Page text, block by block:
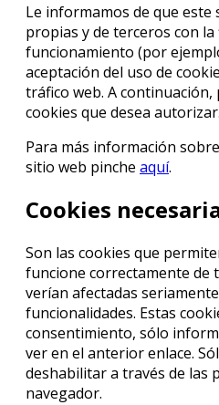
Le informamos de que
propias y de terceros con
funcionamiento (por
aceptación del uso de
tráfico web. A continuación,
cookies que desea autorizar.
Para más información
sitio web pinche aquí.
Cookies
Son las cookies que
funcione correctamente de
verían afectadas
funcionalidades. Estas
consentimiento, sólo
ver en el anterior enlace.
deshabilitar a través de las
navegador.